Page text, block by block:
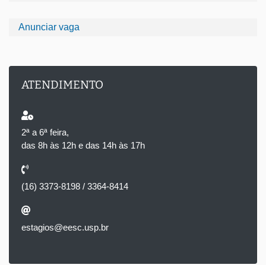
Anunciar vaga
ATENDIMENTO
2ª a 6ª feira,
das 8h às 12h e das 14h às 17h
(16) 3373-8198 / 3364-8414
estagios@eesc.usp.br